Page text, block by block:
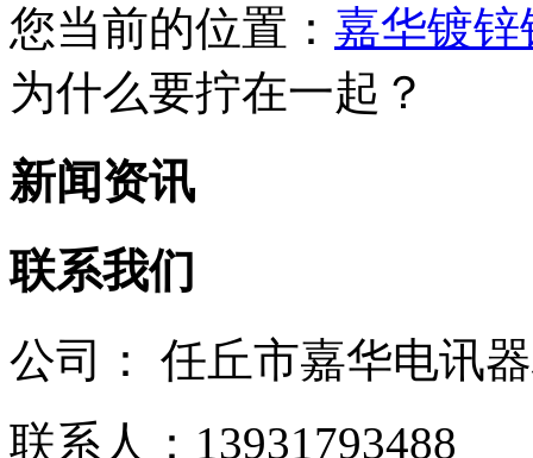
您当前的位置： 嘉华镀
为什么要拧在一起？
新闻资讯
联系我们
公司：
任丘市嘉华电讯
联系人： 13931793488